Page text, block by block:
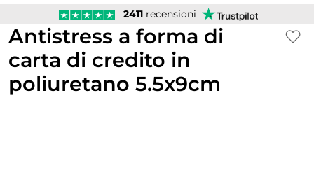
2411 recensioni
Antistress a forma di
carta di credito in
poliuretano 5.5x9cm